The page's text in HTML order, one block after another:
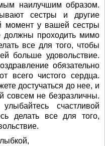
наилучшим образом.
сестры и другие
момент у вашей сестры
должны проходить мимо
все для того, чтобы
больше удовольствие.
обязательно
всего чистого сердца.
достучаться до нее, и
совсем не безразличны.
счастливой
делать все для того,